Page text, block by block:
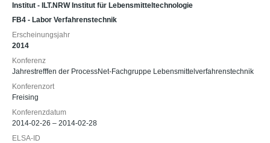
Institut - ILT.NRW Institut für Lebensmitteltechnologie
FB4 - Labor Verfahrenstechnik
Erscheinungsjahr
2014
Konferenz
Jahrestrefffen der ProcessNet-Fachgruppe Lebensmittelverfahrenstechnik
Konferenzort
Freising
Konferenzdatum
2014-02-26 – 2014-02-28
ELSA-ID